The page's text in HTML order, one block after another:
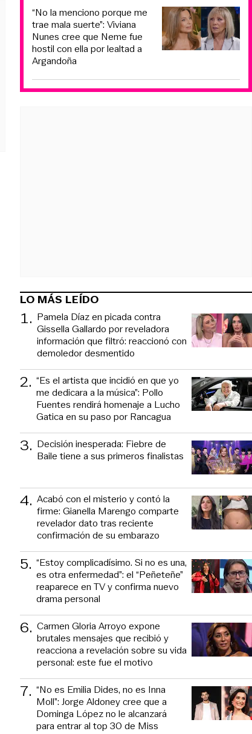
“No la menciono porque me
trae mala suerte”: Viviana
Nunes cree que Neme fue
hostil con ella por lealtad a
Argandoña
LO MÁS LEÍDO
1. Pamela Díaz en picada contra
Gissella Gallardo por reveladora
información que filtró: reaccionó con
demoledor desmentido
2. “Es el artista que incidió en que yo
me dedicara a la música”: Pollo
Fuentes rendirá homenaje a Lucho
Gatica en su paso por Rancagua
3. Decisión inesperada: Fiebre de
Baile tiene a sus primeros finalistas
4. Acabó con el misterio y contó la
firme: Gianella Marengo comparte
revelador dato tras reciente
confirmación de su embarazo
5. “Estoy complicadísimo. Si no es una,
es otra enfermedad”: el “Peñeteñe”
reaparece en TV y confirma nuevo
drama personal
6. Carmen Gloria Arroyo expone
brutales mensajes que recibió y
reacciona a revelación sobre su vida
personal: este fue el motivo
7. “No es Emilia Dides, no es Inna
Moll”: Jorge Aldoney cree que a
Dominga López no le alcanzará
para entrar al top 30 de Miss